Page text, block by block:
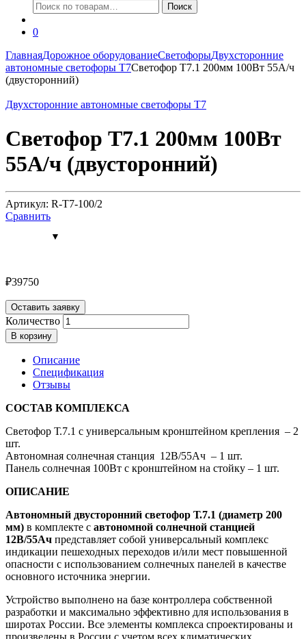
Искать:
Поиск
0
ГлавнаяДорожное оборудованиеСветофорыДвухсторонние
автономные светофоры Т7Светофор Т7.1 200мм 100Вт 55А/ч
(двусторонний)
Двухсторонние автономные светофоры Т7
Светофор Т7.1 200мм 100Вт
55А/ч (двусторонний)
Артикул: R-Т7-100/2
Сравнить
₽39750
Оставить заявку
Количество
В корзину
Описание
Спецификация
Отзывы
СОСТАВ КОМПЛЕКСА
Светофор Т.7.1 с универсальным кронштейном крепления – 2
шт.
Автономная солнечная станция 12В/55Ач – 1 шт.
Панель солнечная 100Вт с кронштейном на стойку – 1 шт.
ОПИСАНИЕ
Автономный двусторонний светофор Т.7.1 (диаметр 200
мм) в комплекте с автономной солнечной станцией
12В/55Ач представляет собой универсальный комплекс
индикации пешеходных переходов и/или мест повышенной
опасности с использованием солнечных панелей в качестве
основного источника энергии.
Устройство выполнено на базе контроллера собственной
разработки и максимально эффективно для использования в
широтах России. Все элементы комплекса спроектированы и